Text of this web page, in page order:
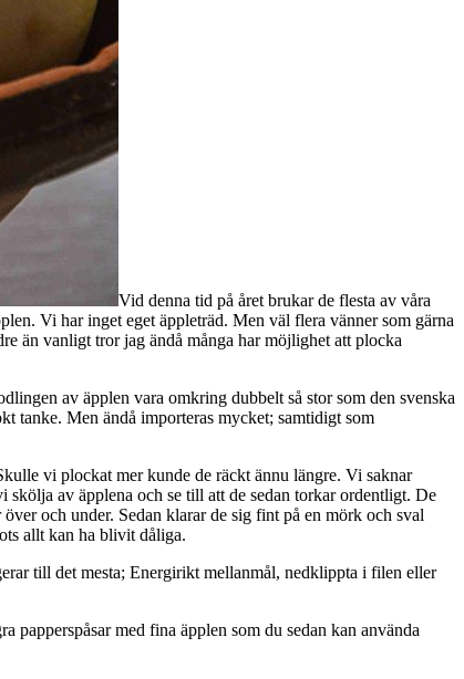
Vid denna tid på året brukar de flesta av våra
Vi har inget eget äppleträd. Men väl flera vänner som gärna
än vanligt tror jag ändå många har möjlighet att plocka
av äpplen vara omkring dubbelt så stor som den svenska
tanke. Men ändå importeras mycket; samtidigt som
vi plockat mer kunde de räckt ännu längre. Vi saknar
av äpplena och se till att de sedan torkar ordentligt. De
och under. Sedan klarar de sig fint på en mörk och sval
allt kan ha blivit dåliga.
till det mesta; Energirikt mellanmål, nedklippta i filen eller
papperspåsar med fina äpplen som du sedan kan använda